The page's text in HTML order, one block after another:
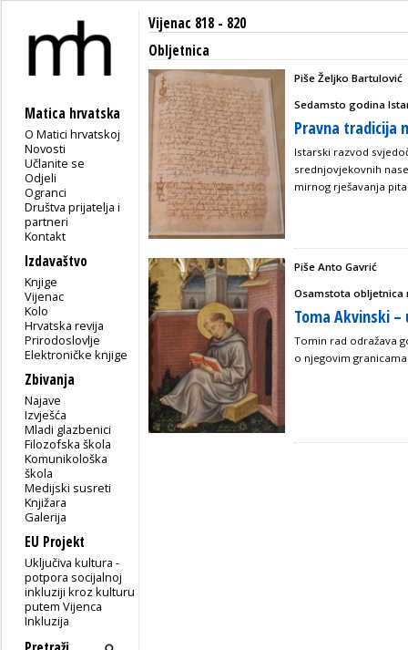
Matica hrvatska
O Matici hrvatskoj
Novosti
Učlanite se
Odjeli
Ogranci
Društva prijatelja i
partneri
Kontakt
Izdavaštvo
Knjige
Vijenac
Kolo
Hrvatska revija
Prirodoslovlje
Elektroničke knjige
Zbivanja
Najave
Izvješća
Mladi glazbenici
Filozofska škola
Komunikološka
škola
Medijski susreti
Knjižara
Galerija
EU Projekt
Uključiva kultura -
potpora socijalnoj
inkluziji kroz kulturu
putem Vijenca
Inkluzija
Vijenac 818 - 820
Obljetnica
Piše Željko Bartulović
Sedamsto godina
Pravna tradicija
Istarski razvod
srednjovjekovnih
mirnog rješavanja
Piše Anto Gavrić
Osamstota
Toma Akvinski
Tomin rad odražava
o njegovim granicama